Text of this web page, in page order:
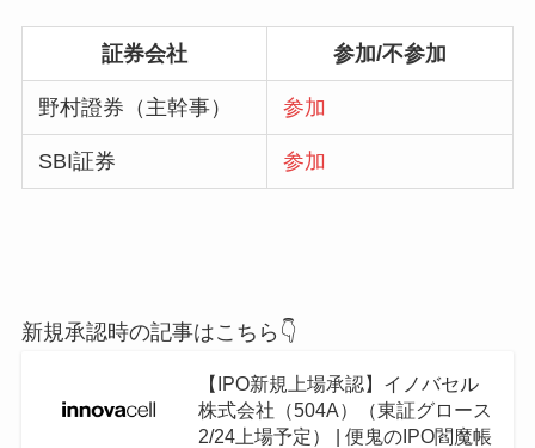
証券会社 参加/不参加
野村證券（主幹事） 参加
SBI証券 参加
新規承認時の記事はこちら👇
【IPO新規上場承認】イノバセル
株式会社（504A）（東証グロース
2/24上場予定） | 便鬼のIPO閻魔帳